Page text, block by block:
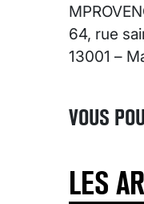
64, rue
13001 –
VOUS
LES